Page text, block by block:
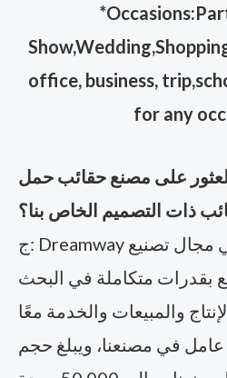
office, business,
for any
على مصنع حقائب حمل
ذات التصميم الخاص بنا؟
ج: Dreamway هي شركة رائدة في مجال تصنيع
بقدرات متكاملة في البحث
لدينا أكثر من 100 عامل في مصنعنا، ويبلغ حجم